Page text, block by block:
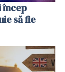
încep
să fie